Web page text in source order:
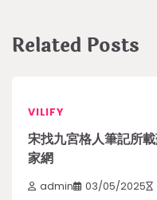
Related Posts
VILIFY
宋找九宮格人筆記所
家網
admin 03/05/2025